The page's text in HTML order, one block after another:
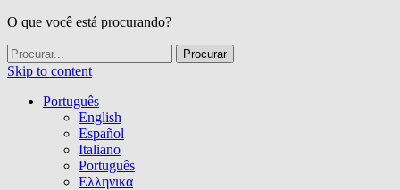
O que você está procurando?
Skip to content
Português
English
Español
Italiano
Português
Ελληνικα